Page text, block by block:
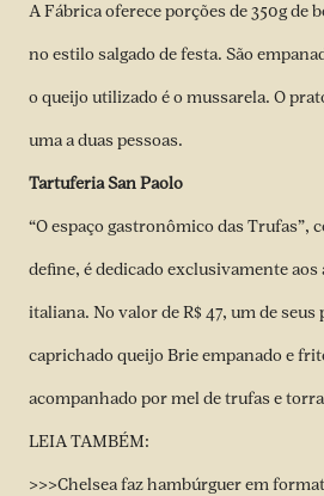
A Fábrica oferece porções de 350g de
no estilo salgado de festa. São
o queijo utilizado é o mussarela. O
uma a duas pessoas.
Tartuferia San Paolo
“O espaço gastronômico das Trufas”,
define, é dedicado exclusivamente
italiana. No valor de R$ 47, um de
caprichado queijo Brie empanado e
acompanhado por mel de trufas e
LEIA TAMBÉM:
>>>Chelsea faz hambúrguer em